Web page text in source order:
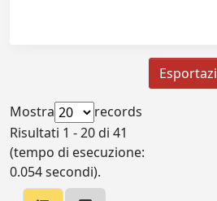
Mostra
records
Risultati 1 - 20 di 41
(tempo di esecuzione:
0.054 secondi).